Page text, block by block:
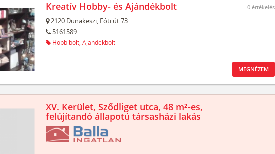
Kreatív Hobby- és Ajándékbolt
2120 Dunakeszi, Fóti út 73
5161589
Hobbibolt, Ajándékbolt
0 értékelés
MEGNÉZEM
XV. Kerület, Sződliget utca, 48 m²-es,
felújítandó állapotú társasházi lakás